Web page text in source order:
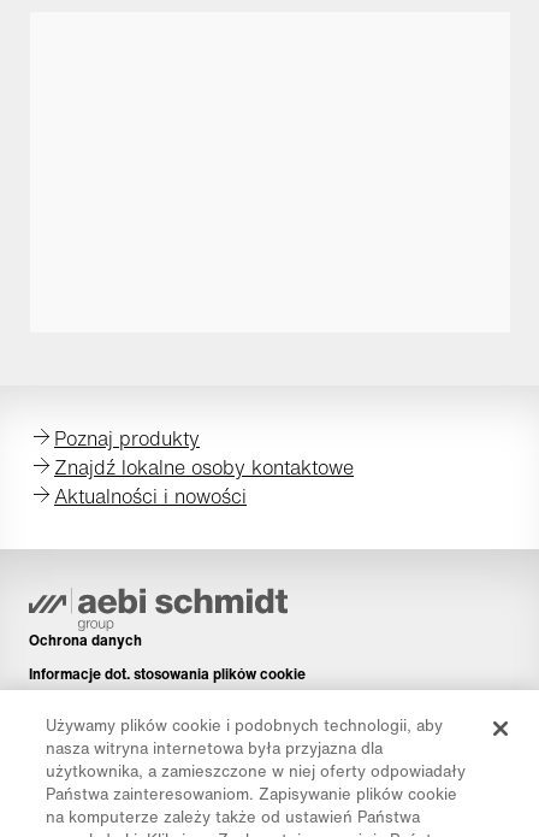
Poznaj produkty
Znajdź lokalne osoby kontaktowe
Aktualności i nowości
Ochrona danych
Informacje dot. stosowania plików cookie
Disclaimer
Newsletter
Części zamienne
Używamy plików cookie i podobnych technologii, aby
nasza witryna internetowa była przyjazna dla
użytkownika, a zamieszczone w niej oferty odpowiadały
Państwa zainteresowaniom. Zapisywanie plików cookie
na komputerze zależy także od ustawień Państwa